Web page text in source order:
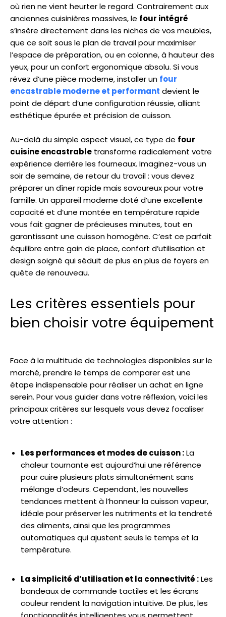
où rien ne vient heurter le regard. Contrairement aux
anciennes cuisinières massives, le four intégré
s’insère directement dans les niches de vos meubles,
que ce soit sous le plan de travail pour maximiser
l’espace de préparation, ou en colonne, à hauteur des
yeux, pour un confort ergonomique absolu. Si vous
rêvez d’une pièce moderne, installer un four
encastrable moderne et performant devient le
point de départ d’une configuration réussie, alliant
esthétique épurée et précision de cuisson.
Au-delà du simple aspect visuel, ce type de four
cuisine encastrable transforme radicalement votre
expérience derrière les fourneaux. Imaginez-vous un
soir de semaine, de retour du travail : vous devez
préparer un dîner rapide mais savoureux pour votre
famille. Un appareil moderne doté d’une excellente
capacité et d’une montée en température rapide
vous fait gagner de précieuses minutes, tout en
garantissant une cuisson homogène. C’est ce parfait
équilibre entre gain de place, confort d’utilisation et
design soigné qui séduit de plus en plus de foyers en
quête de renouveau.
Les critères essentiels pour
bien choisir votre équipement
Face à la multitude de technologies disponibles sur le
marché, prendre le temps de comparer est une
étape indispensable pour réaliser un achat en ligne
serein. Pour vous guider dans votre réflexion, voici les
principaux critères sur lesquels vous devez focaliser
votre attention :
Les performances et modes de cuisson :La
chaleur tournante est aujourd’hui une référence
pour cuire plusieurs plats simultanément sans
mélange d’odeurs. Cependant, les nouvelles
tendances mettent à l’honneur la cuisson vapeur,
idéale pour préserver les nutriments et la tendreté
des aliments, ainsi que les programmes
automatiques qui ajustent seuls le temps et la
température.
La simplicité d’utilisation et la connectivité :Les
bandeaux de commande tactiles et les écrans
couleur rendent la navigation intuitive. De plus, les